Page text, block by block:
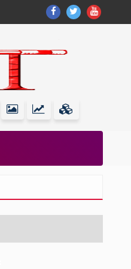
Find
Us
Facebook
Find
Us
Find
Us